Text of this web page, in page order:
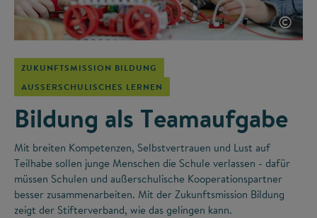
©
ZUKUNFTSMISSION BILDUNG
AUSSERSCHULISCHES LERNEN
Bildung als Teamaufgabe
Mit breiten Kompetenzen, Selbstvertrauen und Lust auf
Teilhabe sollen junge Menschen die Schule verlassen - dafür
müssen Schulen und außerschulische Kooperationspartner
besser zusammenarbeiten. Mit der Zukunftsmission Bildung
zeigt der Stifterverband, wie das gelingen kann.